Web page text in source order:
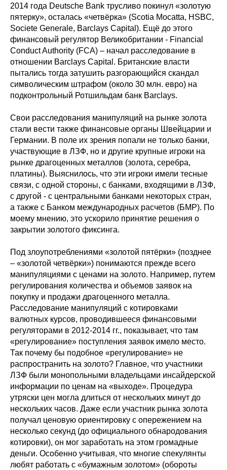
2014 года Deutsche Bank трусливо покинул «золотую
пятерку», осталась «четвёрка» (Scotia Mocatta, HSBC,
Societe Generale, Barclays Capital). Ещё до этого
финансовый регулятор Великобритании - Financial
Conduct Authority (FCA) – начал расследование в
отношении Barclays Capital. Британские власти
пытались тогда затушить разгорающийся скандал
символическим штрафом (около 30 млн. евро) на
подконтрольный Ротшильдам банк Barclays.
Свои расследования манипуляций на рынке золота
стали вести также финансовые органы Швейцарии и
Германии. В поле их зрения попали не только банки,
участвующие в ЛЗФ, но и другие крупные игроки на
рынке драгоценных металлов (золота, серебра,
платины). Выяснилось, что эти игроки имели тесные
связи, с одной стороны, с банками, входящими в ЛЗФ,
с другой - с центральными банками некоторых стран,
а также с Банком международных расчетов (БМР). По
моему мнению, это ускорило принятие решения о
закрытии золотого фиксинга.
Под злоупотреблениями «золотой пятёрки» (позднее
– «золотой четвёрки») понимаются прежде всего
манипуляциями с ценами на золото. Например, путем
регулирования количества и объемов заявок на
покупку и продажи драгоценного металла.
Расследование манипуляций с котировками
валютных курсов, проводившееся финансовыми
регуляторами в 2012-2014 гг., показывает, что там
«регулирование» поступления заявок имело место.
Так почему бы подобное «регулирование» не
распространить на золото? Главное, что участники
ЛЗФ были монопольными владельцами инсайдерской
информации по ценам на «выходе». Процедура
утряски цен могла длиться от нескольких минут до
нескольких часов. Даже если участник рынка золота
получал ценовую ориентировку с опережением на
несколько секунд (до официального обнародования
котировки), он мог заработать на этом громадные
деньги. Особенно учитывая, что многие спекулянты
любят работать с «бумажным золотом» (обороты